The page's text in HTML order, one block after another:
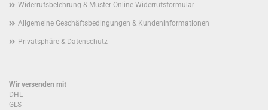
Widerrufsbelehrung & Muster-Online-Widerrufsformular
Allgemeine Geschäftsbedingungen & Kundeninformationen
Privatsphäre & Datenschutz
Wir versenden mit
DHL
GLS